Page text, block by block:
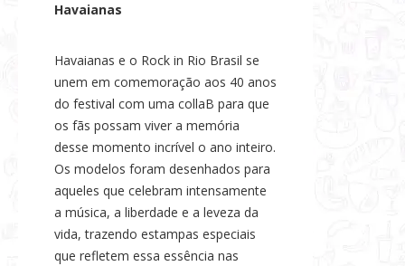
Havaianas
Havaianas e o Rock in Rio Brasil se
unem em comemoração aos 40 anos
do festival com uma collaB para que
os fãs possam viver a memória
desse momento incrível o ano inteiro.
Os modelos foram desenhados para
aqueles que celebram intensamente
a música, a liberdade e a leveza da
vida, trazendo estampas especiais
que refletem essa essência nas